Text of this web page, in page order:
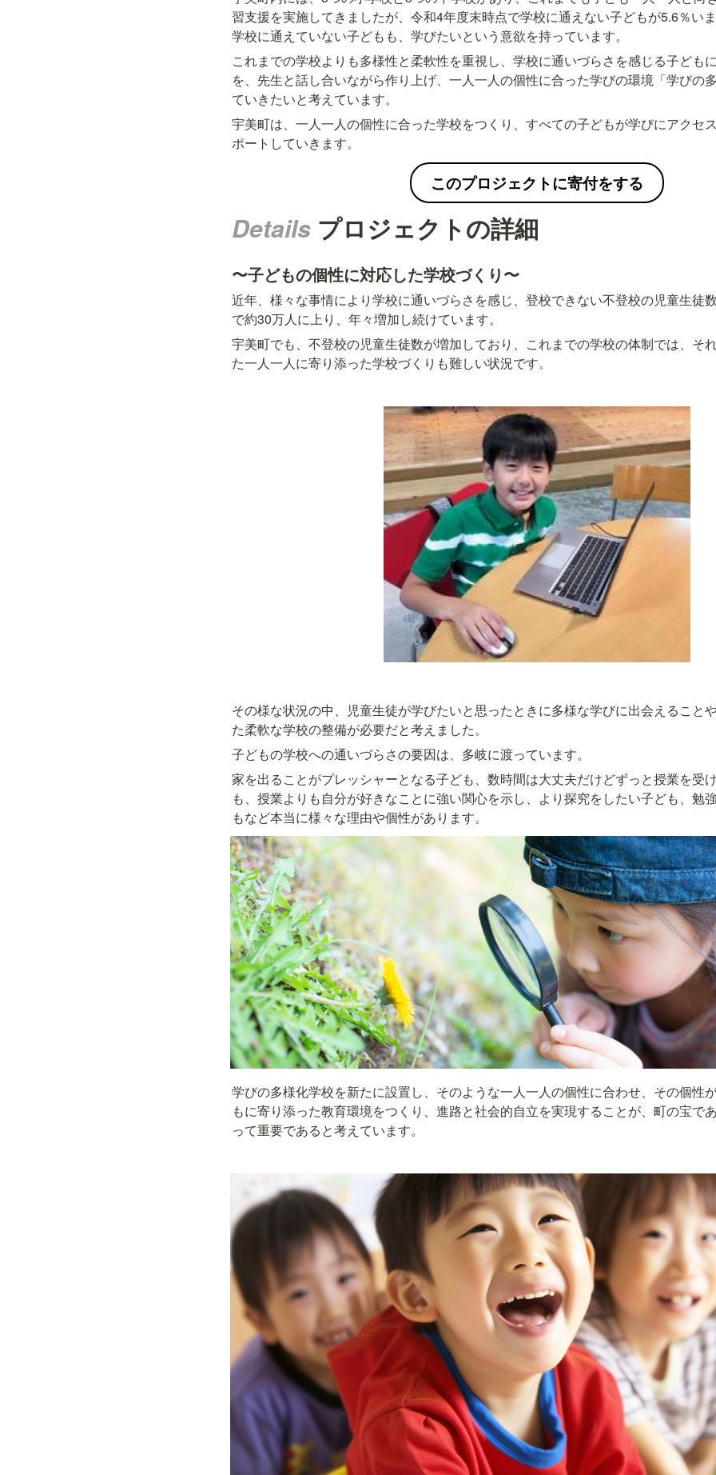
習支援を実施してきましたが、令和4年度末時点で学校に通えない子どもが5.6％い
学校に通えていない子どもも、学びたいという意欲を持っています。
これまでの学校よりも多様性と柔軟性を重視し、学校に通いづらさを感じる子ども
を、先生と話し合いながら作り上げ、一人一人の個性に合った学びの環境「学びの
ていきたいと考えています。
宇美町は、一人一人の個性に合った学校をつくり、すべての子どもが学びにアクセ
ポートしていきます。
このプロジェクトに寄付をする
Details プロジェクトの詳細
〜子どもの個性に対応した学校づくり〜
近年、様々な事情により学校に通いづらさを感じ、登校できない不登校の児童生徒
で約30万人に上り、年々増加し続けています。
宇美町でも、不登校の児童生徒数が増加しており、これまでの学校の体制では、そ
た一人一人に寄り添った学校づくりも難しい状況です。
その様な状況の中、児童生徒が学びたいと思ったときに多様な学びに出会えること
た柔軟な学校の整備が必要だと考えました。
子どもの学校への通いづらさの要因は、多岐に渡っています。
家を出ることがプレッシャーとなる子ども、数時間は大丈夫だけどずっと授業を受
も、授業よりも自分が好きなことに強い関心を示し、より探究をしたい子ども、勉
もなど本当に様々な理由や個性があります。
学びの多様化学校を新たに設置し、そのような一人一人の個性に合わせ、その個性
もに寄り添った教育環境をつくり、進路と社会的自立を実現することが、町の宝で
って重要であると考えています。